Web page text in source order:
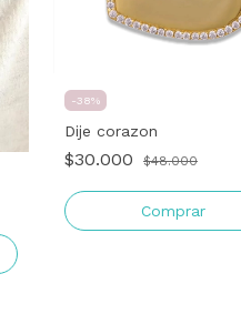
-38%
Dije corazon
$30.000 $48.000
Comprar